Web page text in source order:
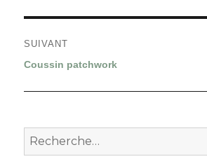
SUIVANT
Article
Coussin patchwork
Recherche
pour